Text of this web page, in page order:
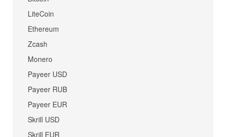
LiteCoin
Ethereum
Zcash
Monero
Payeer USD
Payeer RUB
Payeer EUR
Skrill USD
Skrill EUR